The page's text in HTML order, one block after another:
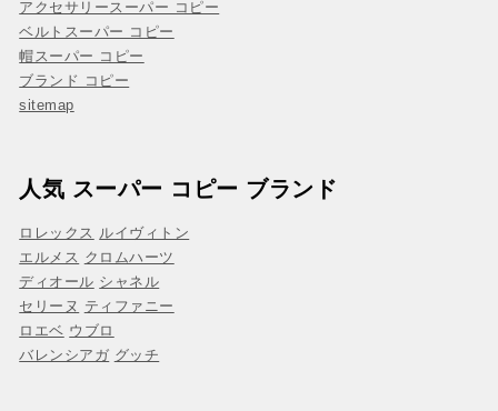
アクセサリースーパー コピー
ベルトスーパー コピー
帽スーパー コピー
ブランド コピー
sitemap
人気 スーパー コピー ブランド
ロレックス ルイヴィトン
エルメス クロムハーツ
ディオール シャネル
セリーヌ ティファニー
ロエベ ウブロ
バレンシアガ グッチ